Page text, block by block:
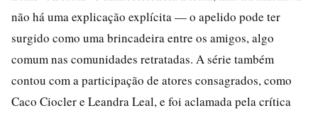
não há uma explicação explícita — o apelido pode ter
surgido como uma brincadeira entre os amigos, algo
comum nas comunidades retratadas. A série também
contou com a participação de atores consagrados, como
Caco Ciocler e Leandra Leal, e foi aclamada pela crítica